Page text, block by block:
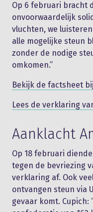
Op 6 februari bracht
onvoorwaardelijk
vluchten, we
alle mogelijke steun
zonder de nodige
omkomen.”
Bekijk de factsheet
Lees de verklaring
Aanklacht
Op 18 februari
tegen de bevriezing
verklaring af. Ook
ontvangen steun via
gevaar komt.